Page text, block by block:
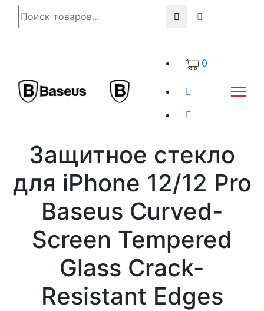
0
Защитное стекло
для iPhone 12/12 Pro
Baseus Curved-
Screen Tempered
Glass Crack-
Resistant Edges